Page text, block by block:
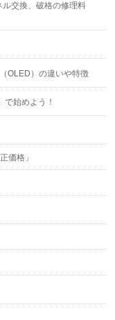
交換、破格の修理料
OLED）の違いや特徴
始めよう！
価格」